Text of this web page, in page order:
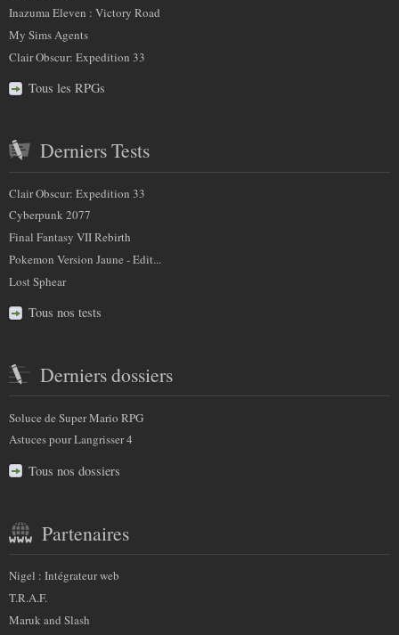
Inazuma Eleven : Victory Road
My Sims Agents
Clair Obscur: Expedition 33
Tous les RPGs
Derniers Tests
Clair Obscur: Expedition 33
Cyberpunk 2077
Final Fantasy VII Rebirth
Pokemon Version Jaune - Edit...
Lost Sphear
Tous nos tests
Derniers dossiers
Soluce de Super Mario RPG
Astuces pour Langrisser 4
Tous nos dossiers
Partenaires
Nigel : Intégrateur web
T.R.A.F.
Maruk and Slash